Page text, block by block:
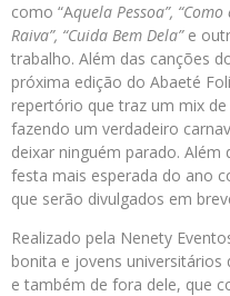
como “Aquela Pessoa”,
Raiva”, “Cuida Bem Dela”e
trabalho. Além das canções
próxima edição do Abaeté
repertório que traz um mix
fazendo um verdadeiro
deixar ninguém parado.
festa mais esperada do ano
que serão divulgados em
Realizado pela Nenety
bonita e jovens universitários
e também de fora dele, que